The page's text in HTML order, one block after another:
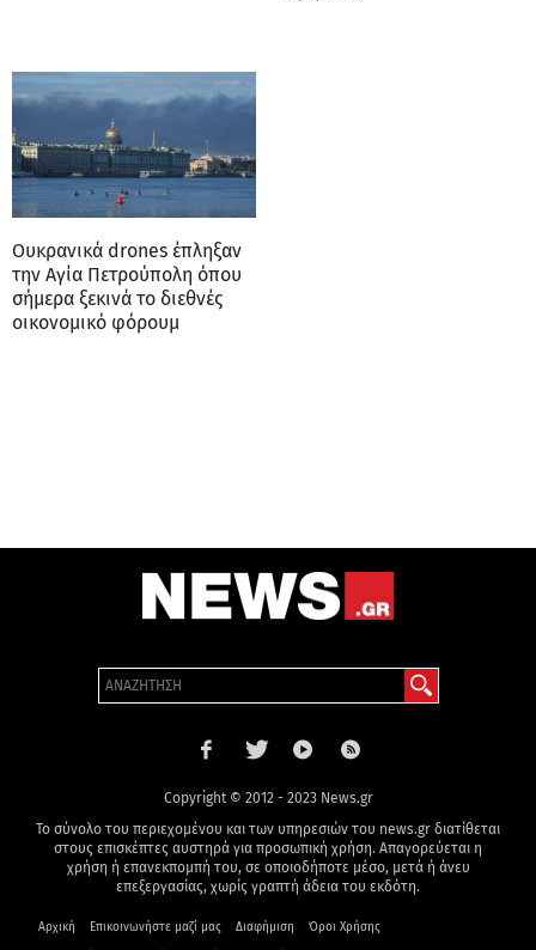
Ουκρανικά drones έπληξαν
την Αγία Πετρούπολη όπου
σήμερα ξεκινά το διεθνές
οικονομικό φόρουμ
Copyright © 2012 - 2023 News.gr
Το σύνολο του περιεχομένου και των υπηρεσιών του news.gr διατίθεται
στους επισκέπτες αυστηρά για προσωπική χρήση. Απαγορεύεται η
χρήση ή επανεκπομπή του, σε οποιοδήποτε μέσο, μετά ή άνευ
επεξεργασίας, χωρίς γραπτή άδεια του εκδότη.
Αρχική Επικοινωνήστε μαζί μας Διαφήμιση Όροι Χρήσης